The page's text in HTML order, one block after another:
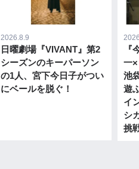
日曜劇場『VIVANT』第2
シーズンのキーパーソン
の1人、宮下今日子がつい
にベールを脱ぐ！
2026.8.9
『
一
池
遊
イ
シ
挑